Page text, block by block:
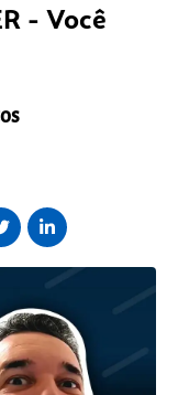
- Você